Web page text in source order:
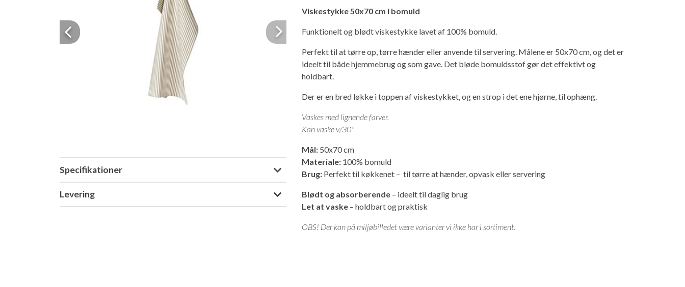
Previous Next
Specifikationer
Levering
Viskestykke 50x70 cm i bomuld
Funktionelt og blødt viskestykke lavet af 100% bomuld.
Perfekt til at tørre op, tørre hænder eller anvende til servering. Målene er 50x70 cm, og det er
ideelt til både hjemmebrug og som gave. Det bløde bomuldsstof gør det effektivt og
holdbart.
Der er en bred løkke i toppen af viskestykket, og en strop i det ene hjørne, til ophæng.
Vaskes med lignende farver.
Kan vaske v/30°
Mål: 50x70 cm
Materiale: 100% bomuld
Brug: Perfekt til køkkenet – til tørre at hænder, opvask eller servering
Blødt og absorberende – ideelt til daglig brug
Let at vaske – holdbart og praktisk
OBS! Der kan på miljøbilledet være varianter vi ikke har i sortiment.